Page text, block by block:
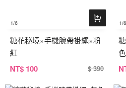
1/6
糖花秘境×手機腕帶掛繩×粉
紅
NT$ 100 $ 390
1/6
色